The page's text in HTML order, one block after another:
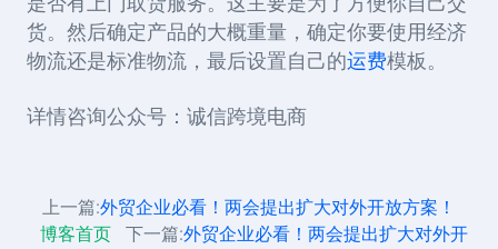
是否有上门取货服务。这主要是为了方便你自己交
货。然后确定产品的大概重量，确定你要使用经济
物流还是标准物流，最后设置自己的运费模板。
详情咨询公众号：诚信跨境电商
上一篇:外贸企业必看！两会提出扩大对外开放方案！
博客首页
下一篇:外贸企业必看！两会提出扩大对外开